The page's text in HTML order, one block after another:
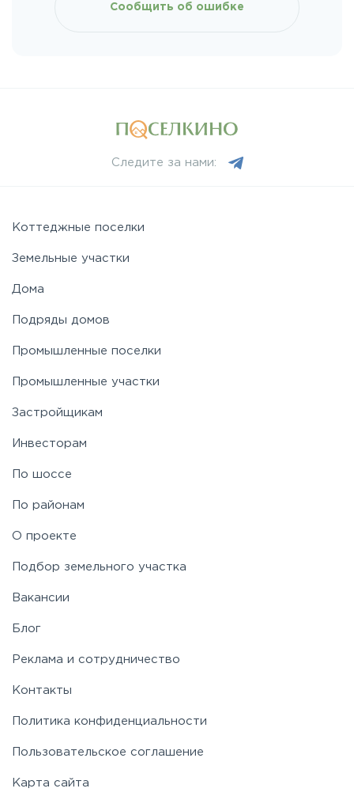
Новорижское
Носовихинское
Рогачёвское
Таракановское
Щелковское
Сообщить об ошибке
Следите за нами:
Коттеджные поселки
Земельные участки
Дома
Подряды домов
Промышленные поселки
Промышленные участки
Застройщикам
Инвесторам
По шоссе
По районам
О проекте
Подбор земельного участка
Вакансии
Блог
Реклама и сотрудничество
Контакты
Политика конфиденциальности
Пользовательское соглашение
Карта сайта